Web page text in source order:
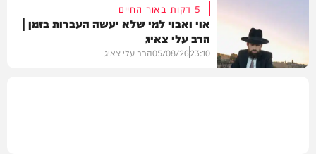
וידאו
5 דקות באור החיים
אוי ואבוי למי שלא יעשה העברות בזמן |
הרב עלי צאיג
23:10
05/08/26הרב עלי צאיג